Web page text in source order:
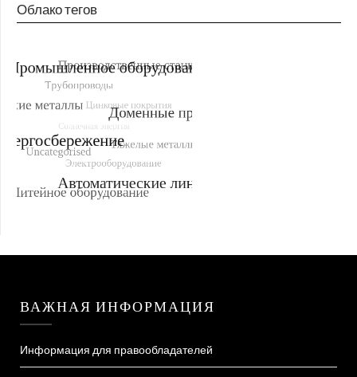
Облако тегов
ВАЖНАЯ ИНФОРМАЦИЯ
Информация для правообладателей